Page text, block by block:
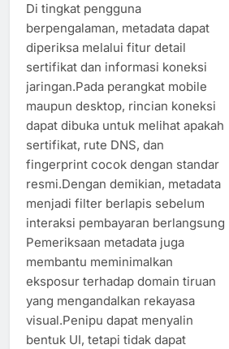
Di tingkat pengguna
berpengalaman, metadata dapat
diperiksa melalui fitur detail
sertifikat dan informasi koneksi
jaringan.Pada perangkat mobile
maupun desktop, rincian koneksi
dapat dibuka untuk melihat apakah
sertifikat, rute DNS, dan
fingerprint cocok dengan standar
resmi.Dengan demikian, metadata
menjadi filter berlapis sebelum
interaksi pembayaran berlangsung
Pemeriksaan metadata juga
membantu meminimalkan
eksposur terhadap domain tiruan
yang mengandalkan rekayasa
visual.Penipu dapat menyalin
bentuk UI, tetapi tidak dapat